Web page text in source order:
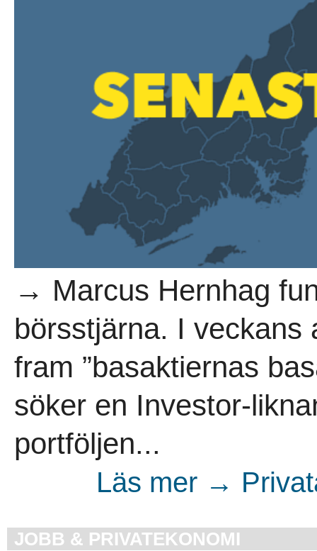
→ Marcus Hernhag
börsstjärna. I veckans
fram ”basaktiernas
söker en Investor-
portföljen...
Läs mer →
JOBB & PRIVATEKONOMI